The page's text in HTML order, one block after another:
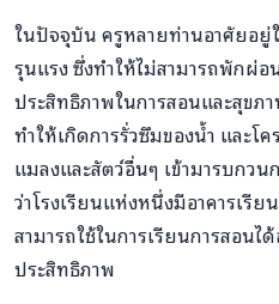
ในปัจจุบัน ครูหลายท่านอาศัยอ
รุนแรง ซึ่งทำให้ไม่สามารถพักผ่
ประสิทธิภาพในการสอนและสุขภ
ทำให้เกิดการรั่วซึมของน้ำ และโ
แมลงและสัตว์อื่นๆ เข้ามารบกว
ว่าโรงเรียนแห่งหนึ่งมีอาคารเรี
สามารถใช้ในการเรียนการสอน
ประสิทธิภาพ